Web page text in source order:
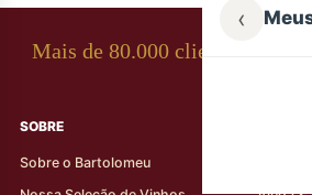
‹
Mais de 80.000 clientes
SOBRE
Sobre o Bartolomeu